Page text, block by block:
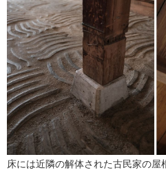
床には近隣の解体された古民家の屋